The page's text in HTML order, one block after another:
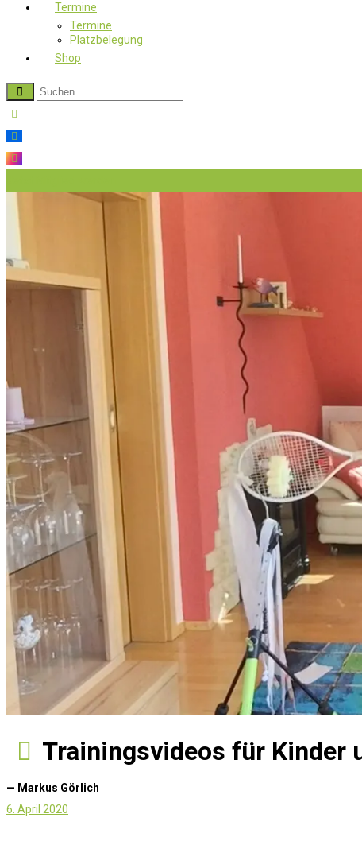
Termine
Termine
Platzbelegung
Shop
Trainingsvideos für Kinder
— Markus Görlich
6. April 2020